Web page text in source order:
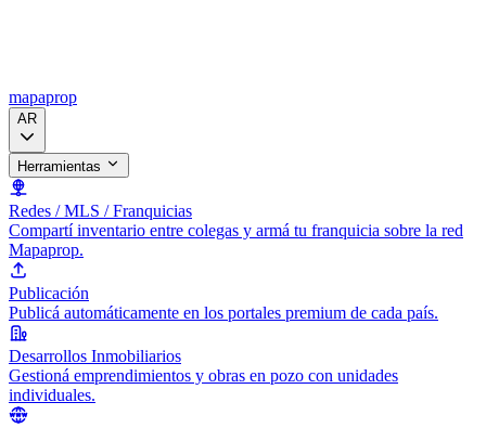
mapaprop
AR
Herramientas
Redes / MLS / Franquicias
Compartí inventario entre colegas y armá tu franquicia sobre la red
Mapaprop.
Publicación
Publicá automáticamente en los portales premium de cada país.
Desarrollos Inmobiliarios
Gestioná emprendimientos y obras en pozo con unidades
individuales.